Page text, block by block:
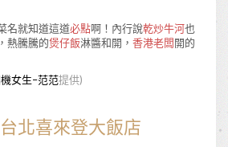
名就知道這道必點啊！內行說乾炒牛河也
熱騰騰的煲仔飯淋醬和開， 香港老闆開的
女生–范范提供)
台北喜來登大飯店